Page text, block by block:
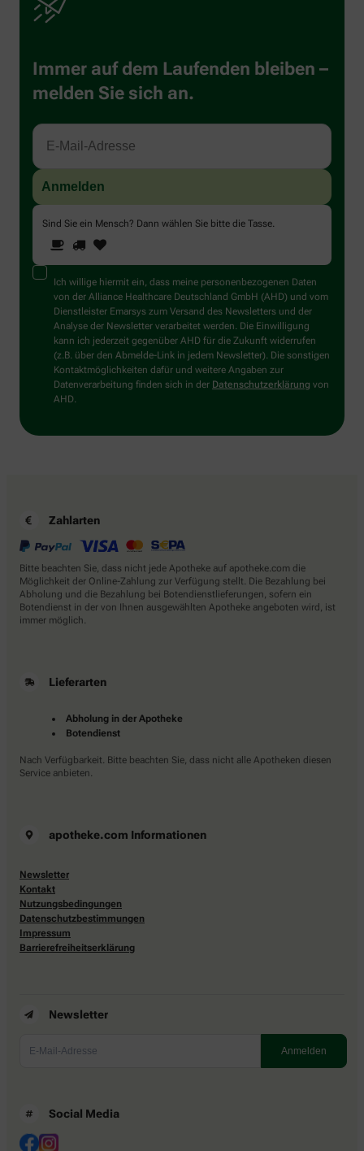
Immer auf dem Laufenden bleiben –
melden Sie sich an.
Sind Sie ein Mensch? Dann wählen Sie bitte die Tasse
Sie
ein
Mensch?
Dann
wählen
Sie
bitte
die
Tasse.
1 2
Ich willige hiermit ein, dass meine personenbezogenen Daten
von der Alliance Healthcare Deutschland GmbH (AHD) und vom
Dienstleister Emarsys zum Versand des Newsletters und der
Analyse der Newsletter verarbeitet werden. Die Einwilligung
kann ich jederzeit gegenüber AHD für die Zukunft widerrufen
(z.B. über den Abmelde-Link in jedem Newsletter). Die sonstigen
Kontaktmöglichkeiten dafür und weitere Angaben zur
Datenverarbeitung finden sich in der Datenschutzerklärung von
AHD.
Zahlarten
Bitte beachten Sie, dass nicht jede Apotheke auf apotheke.com die
Möglichkeit der Online-Zahlung zur Verfügung stellt. Die Bezahlung bei
Abholung und die Bezahlung bei Botendienstlieferungen, sofern ein
Botendienst in der von Ihnen ausgewählten Apotheke angeboten wird, ist
immer möglich.
Lieferarten
Abholung in der Apotheke
Botendienst
Nach Verfügbarkeit. Bitte beachten Sie, dass nicht alle Apotheken diesen
Service anbieten.
apotheke.com Informationen
Newsletter
Kontakt
Nutzungsbedingungen
Datenschutzbestimmungen
Impressum
Barrierefreiheitserklärung
Newsletter
Social Media